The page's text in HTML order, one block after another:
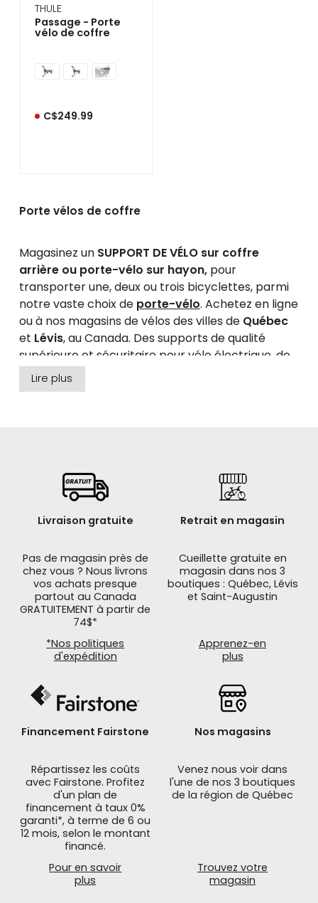
THULE
Passage - Porte
vélo de coffre
C$249.99
Porte vélos de coffre
Magasinez un SUPPORT DE VÉLO sur coffre
arrière ou porte-vélo sur hayon, pour
transporter une, deux ou trois bicyclettes, parmi
notre vaste choix de porte-vélo. Achetez en ligne
ou à nos magasins de vélos des villes de Québec
et Lévis, au Canada. Des supports de qualité
supérieure et sécuritaire pour vélo électrique, de
montagne, de route, fat bike, hybride. De grandes
marques :THULE, SEASUCKER
porte-vélos de coffre
de voiture sont idéals
si vous recherchez un support léger, facile à
ranger et peu couteux. Ce type de support peut
transporter un à trois vélos et une charge totale
modèle choisi et du manufacturier. Afin de choisir
le bon support de vélo pour coffre de voiture sur
hayon, vous devez vérifier avec la fiche du
manufacturier, car la compatibilité est différente
d’un véhicule à l’autre. Si vous avez un vélo à barre
basse, exemple : un BMX ou un vélo pour femme,
procurez-vous alors un adaptateur pour cadre
afin d’installer le vélo plus facilement. Avant de
Lire plus
Livraison gratuite
Pas de magasin près de
chez vous ? Nous livrons
vos achats presque
partout au Canada
GRATUITEMENT à partir de
74$*
*Nos politiques
d'expédition
Retrait en magasin
Cueillette gratuite en
magasin dans nos 3
boutiques : Québec, Lévis
et Saint-Augustin
Apprenez-en
plus
Financement Fairstone
Répartissez les coûts
avec Fairstone. Profitez
d'un plan de
financement à taux 0%
garanti*, à terme de 6 ou
12 mois, selon le montant
financé.
Pour en savoir
plus
Nos magasins
Venez nous voir dans
l'une de nos 3 boutiques
de la région de Québec
Trouvez votre
magasin